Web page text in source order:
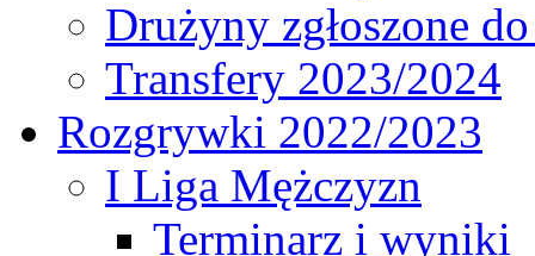
Drużyny zgłoszone
Transfery 2023/2024
Rozgrywki 2022/2023
I Liga Mężczyzn
Terminarz i wyniki